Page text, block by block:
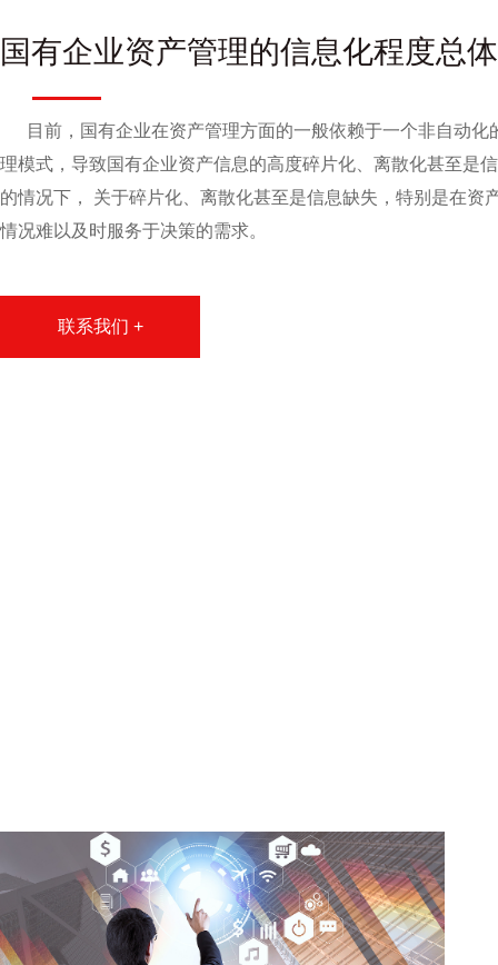
国有企业资产管理的信息化程度总
目前，国有企业在资产管理方面的一般依赖于一个非自动化
理模式，导致国有企业资产信息的高度碎片化、离散化甚至是
的情况下， 关于碎片化、离散化甚至是信息缺失，特别是在资
情况难以及时服务于决策的需求。
联系我们 +